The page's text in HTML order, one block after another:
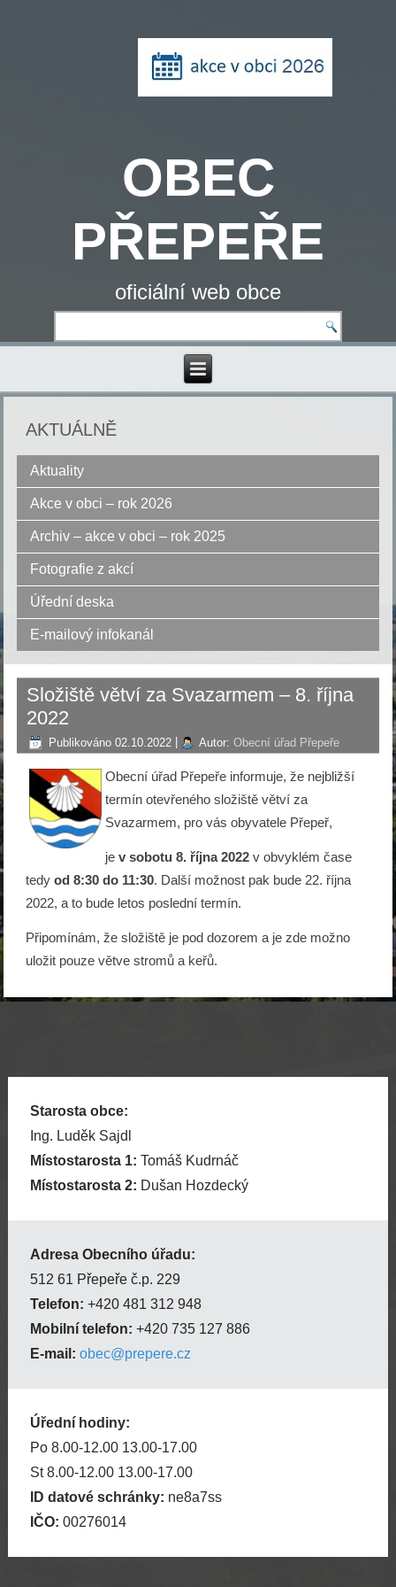
OBEC
PŘEPEŘE
oficiální web obce
AKTUÁLNĚ
Aktuality
Akce v obci – rok 2026
Archiv – akce v obci – rok 2025
Fotografie z akcí
Úřední deska
E-mailový infokanál
Složiště větví za Svazarmem – 8. října
2022
Publikováno 02.10.2022 Autor: Obecní úřad Přepeře
Obecní úřad Přepeře informuje, že nejbližší
termín otevřeného složiště větví za
Svazarmem, pro vás obyvatele Přepeř,
jev sobotu 8. října 2022 v obvyklém čase
tedyod 8:30 do 11:30. Další možnost pak bude 22. října
2022, a to bude letos poslední termín.
Připomínám, že složiště je pod dozorem a je zde možno
uložit pouze větve stromů a keřů.
Starosta obce:
Ing. Luděk Sajdl
Místostarosta 1: Tomáš Kudrnáč
Místostarosta 2: Dušan Hozdecký
Adresa Obecního úřadu:
512 61 Přepeře č.p. 229
Telefon: +420 481 312 948
Mobilní telefon: +420 735 127 886
E-mail: obec@prepere.cz
Úřední hodiny:
Po 8.00-12.00 13.00-17.00
St 8.00-12.00 13.00-17.00
ID datové schránky: ne8a7ss
IČO: 00276014